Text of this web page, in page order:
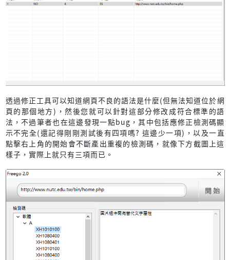
透過修正工具可以知道網頁不良的語法是什麼(但無法知道位於網
頁的那個地方)，然後您就可以針對這部分修改成符合標準的語
法，不過筆者也在這邊發現一點bug，其中包括應修正檢測碼顯
示不完全(還記得剛剛測試後有四項嗎? 這邊少一項)，以及一直
點擊右上角的開始會不斷產出重複的檢測碼，就像下方截圖上這
樣子，實際上就只有三項而已。